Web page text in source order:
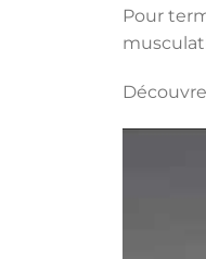
Pour